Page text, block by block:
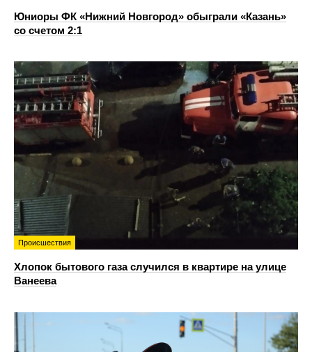
Юниоры ФК «Нижний Новгород» обыграли «Казань»
со счетом 2:1
Происшествия
Хлопок бытового газа случился в квартире на улице
Ванеева